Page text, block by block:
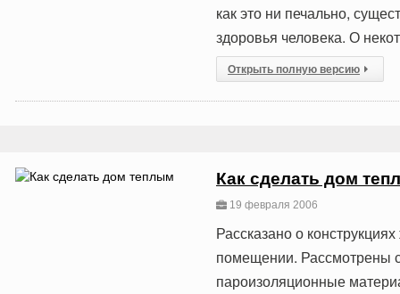
как это ни печально,
здоровья человека. О
Открыть полную версию
Как сделать дом
19 февраля 2006
Рассказано о
помещении. Рассмотрены
пароизоляционные